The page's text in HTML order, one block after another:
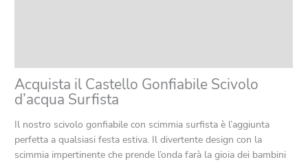
Acquista il Castello Gonfiabile Scivolo
d’acqua Surfista
Il nostro scivolo gonfiabile con scimmia surfista è l’aggiunta
perfetta a qualsiasi festa estiva. Il divertente design con la
scimmia impertinente che prende l’onda farà la gioia dei bambini